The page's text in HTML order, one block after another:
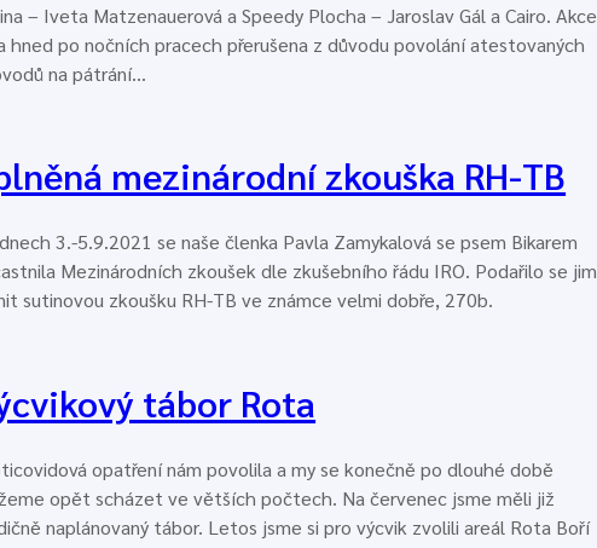
– Iveta Matzenauerová a Speedy Plocha – Jaroslav Gál a Cairo. Akce
hned po nočních pracech přerušena z důvodu povolání atestovaných
na pátrání…
mezinárodní zkouška RH-TB
3.-5.9.2021 se naše členka Pavla Zamykalová se psem Bikarem
Mezinárodních zkoušek dle zkušebního řádu IRO. Podařilo se jim
sutinovou zkoušku RH-TB ve známce velmi dobře, 270b.
tábor Rota
opatření nám povolila a my se konečně po dlouhé době
opět scházet ve větších počtech. Na červenec jsme měli již
naplánovaný tábor. Letos jsme si pro výcvik zvolili areál Rota Boří